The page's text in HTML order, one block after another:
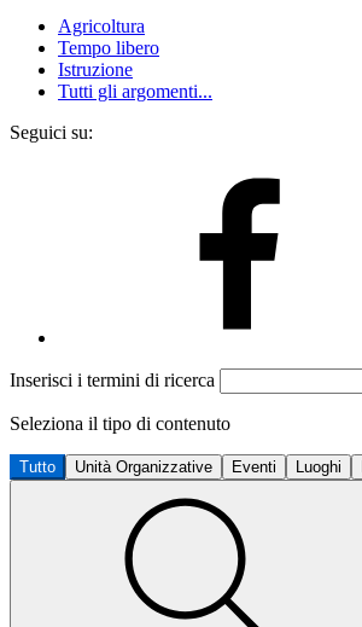
Agricoltura
Tempo libero
Istruzione
Tutti gli argomenti...
Seguici su:
Inserisci i termini di ricerca
Seleziona il tipo di contenuto
Tutto Unità Organizzative Eventi Luoghi